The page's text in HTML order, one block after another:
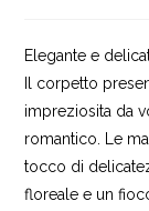
Elegante e
Il corpetto
impreziosita da
romantico. Le
tocco di
floreale e un